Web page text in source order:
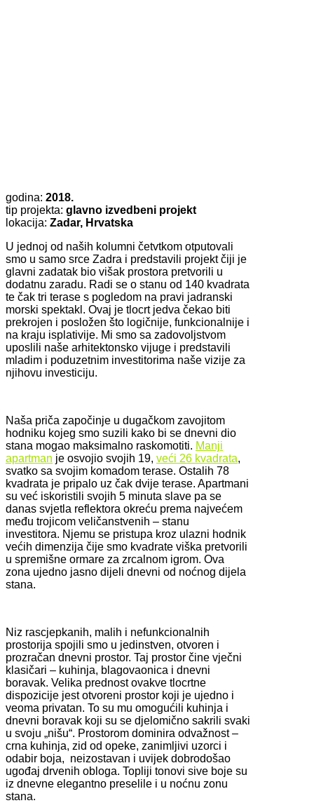
godina: 2018.
tip projekta: glavno izvedbeni projekt
lokacija: Zadar, Hrvatska
U jednoj od naših kolumni četvtkom otputovali
smo u samo srce Zadra i predstavili projekt čiji je
glavni zadatak bio višak prostora pretvorili u
dodatnu zaradu. Radi se o stanu od 140 kvadrata
te čak tri terase s pogledom na pravi jadranski
morski spektakl. Ovaj je tlocrt jedva čekao biti
prekrojen i posložen što logičnije, funkcionalnije i
na kraju isplativije. Mi smo sa zadovoljstvom
uposlili naše arhitektonsko vijuge i predstavili
mladim i poduzetnim investitorima naše vizije za
njihovu investiciju.
Naša priča započinje u dugačkom zavojitom
hodniku kojeg smo suzili kako bi se dnevni dio
stana mogao maksimalno raskomotiti. Manji
apartman je osvojio svojih 19, veći 26 kvadrata,
svatko sa svojim komadom terase. Ostalih 78
kvadrata je pripalo uz čak dvije terase. Apartmani
su već iskoristili svojih 5 minuta slave pa se
danas svjetla reflektora okreću prema najvećem
među trojicom veličanstvenih – stanu
investitora. Njemu se pristupa kroz ulazni hodnik
većih dimenzija čije smo kvadrate viška pretvorili
u spremišne ormare za zrcalnom igrom. Ova
zona ujedno jasno dijeli dnevni od noćnog dijela
stana.
Niz rascjepkanih, malih i nefunkcionalnih
prostorija spojili smo u jedinstven, otvoren i
prozračan dnevni prostor. Taj prostor čine vječni
klasičari – kuhinja, blagovaonica i dnevni
boravak. Velika prednost ovakve tlocrtne
dispozicije jest otvoreni prostor koji je ujedno i
veoma privatan. To su mu omogućili kuhinja i
dnevni boravak koji su se djelomično sakrili svaki
u svoju „nišu“. Prostorom dominira odvažnost –
crna kuhinja, zid od opeke, zanimljivi uzorci i
odabir boja, neizostavan i uvijek dobrodošao
ugođaj drvenih obloga. Topliji tonovi sive boje su
iz dnevne elegantno preselile i u noćnu zonu
stana.